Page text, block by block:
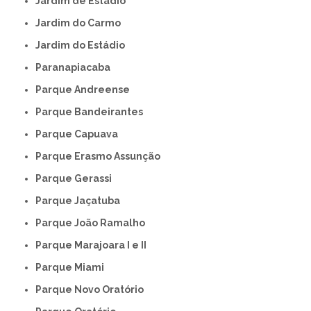
Jardim do Carmo
Jardim do Estádio
Paranapiacaba
Parque Andreense
Parque Bandeirantes
Parque Capuava
Parque Erasmo Assunção
Parque Gerassi
Parque Jaçatuba
Parque João Ramalho
Parque Marajoara I e II
Parque Miami
Parque Novo Oratório